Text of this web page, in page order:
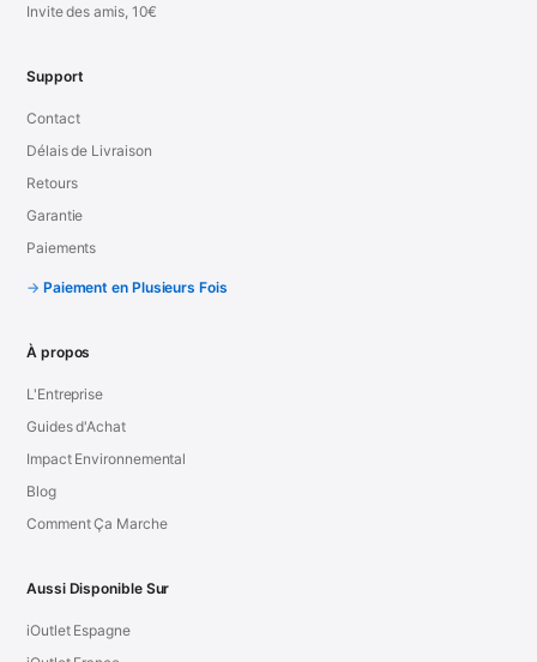
Invite des amis, 10€
Support
Contact
Délais de Livraison
Retours
Garantie
Paiements
Paiement en Plusieurs Fois
À propos
L'Entreprise
Guides d'Achat
Impact Environnemental
Blog
Comment Ça Marche
Aussi Disponible Sur
iOutlet Espagne